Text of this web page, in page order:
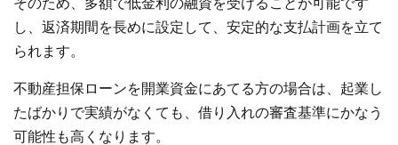
そのため、多額で低金利の融資を受けることが可能です
し、返済期間を長めに設定して、安定的な支払計画を立て
られます。
不動産担保ローンを開業資金にあてる方の場合は、起業し
たばかりで実績がなくても、借り入れの審査基準にかなう
可能性も高くなります。